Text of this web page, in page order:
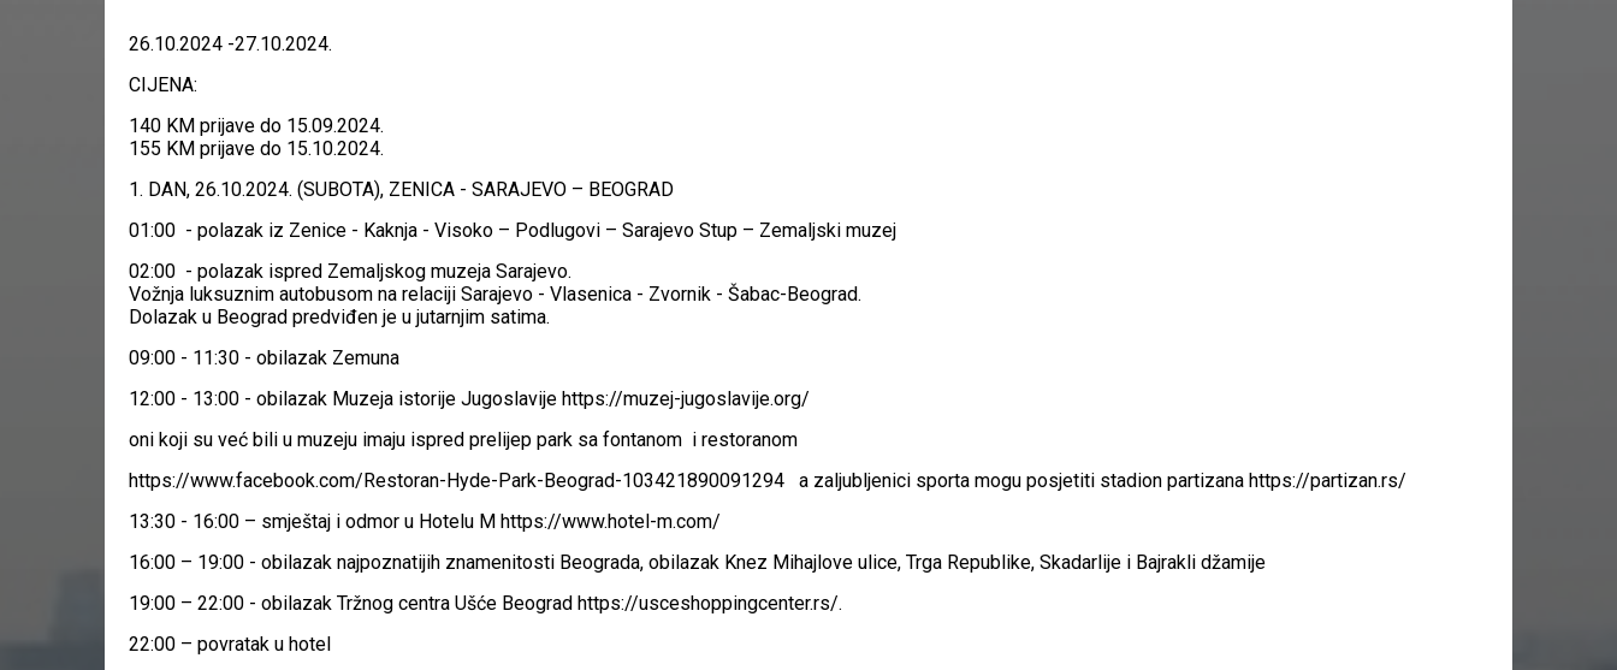
26.10.2024 -27.10.2024.
CIJENA:
140 KM prijave do 15.09.2024.
155 KM prijave do 15.10.2024.
1. DAN, 26.10.2024. (SUBOTA), ZENICA - SARAJEVO – BEOGRAD
01:00 - polazak iz Zenice - Kaknja - Visoko – Podlugovi – Sarajevo Stup – Zemaljski muzej
02:00 - polazak ispred Zemaljskog muzeja Sarajevo.
Vožnja luksuznim autobusom na relaciji Sarajevo - Vlasenica - Zvornik - Šabac-Beograd.
Dolazak u Beograd predviđen je u jutarnjim satima.
09:00 - 11:30 - obilazak Zemuna
12:00 - 13:00 - obilazak Muzeja istorije Jugoslavije https://muzej-jugoslavije.org/
oni koji su već bili u muzeju imaju ispred prelijep park sa fontanom i restoranom
https://www.facebook.com/Restoran-Hyde-Park-Beograd-103421890091294 a zaljubljenici sporta mogu posjetiti stadion partizana https://partizan.rs/
13:30 - 16:00 – smještaj i odmor u Hotelu M https://www.hotel-m.com/
16:00 – 19:00 - obilazak najpoznatijih znamenitosti Beograda, obilazak Knez Mihajlove ulice, Trga Republike, Skadarlije i Bajrakli džamije
19:00 – 22:00 - obilazak Tržnog centra Ušće Beograd https://usceshoppingcenter.rs/.
22:00 – povratak u hotel